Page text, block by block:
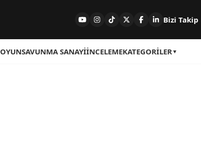
Bizi Takip
OYUNSAVUNMA SANAYIİNCELEMEKATEGORILER